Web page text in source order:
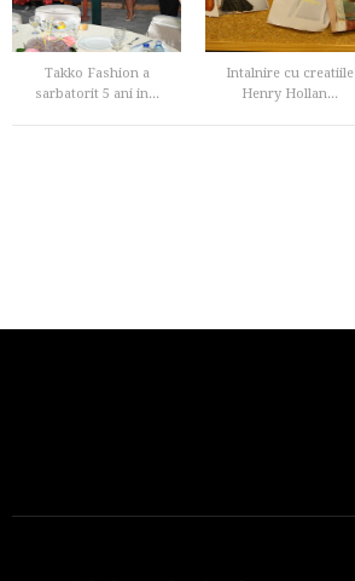
Takko Fashion a
sarbatorit 5 ani in...
Intalnire cu creatiile
Henry Hollan...